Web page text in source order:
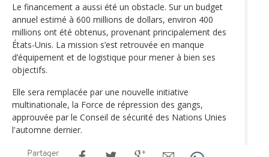
Le financement a aussi été un obstacle. Sur un budget
annuel estimé à 600 millions de dollars, environ 400
millions ont été obtenus, provenant principalement des
États-Unis. La mission s’est retrouvée en manque
d’équipement et de logistique pour mener à bien ses
objectifs.
Elle sera remplacée par une nouvelle initiative
multinationale, la Force de répression des gangs,
approuvée par le Conseil de sécurité des Nations Unies
l'automne dernier.
Partager